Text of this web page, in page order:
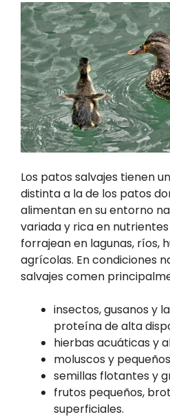
Los patos salvajes tienen
distinta a la de los patos
alimentan en su entorno
variada y rica en
forrajean en lagunas, ríos,
agrícolas. En condiciones
salvajes comen
insectos, gusanos y
proteína de alta
hierbas acuáticas y
moluscos y
semillas flotantes y
frutos pequeños,
superficiales.